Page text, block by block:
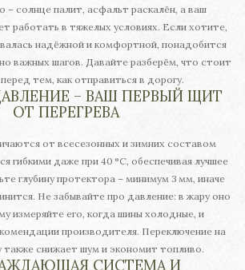
– солнце палит, асфальт раскалён, а ваш
работать в тяжелых условиях. Если хотите,
надёжной и комфортной, понадобится
важных шагов. Давайте разберём, что стоит
тем, как отправиться в дорогу.
– ВАШ ПЕРВЫЙ ЩИТ
ОТ ПЕРЕГРЕВА
от всесезонных и зимних составом
гибкими даже при 40 °C, обеспечивая лучшее
глубину протектора – минимум 3 мм, иначе
Не забывайте про давление: в жару оно
измеряйте его, когда шины холодные, и
производителя. Переключение на
также снижает шум и экономит топливо.
СИСТЕМА И